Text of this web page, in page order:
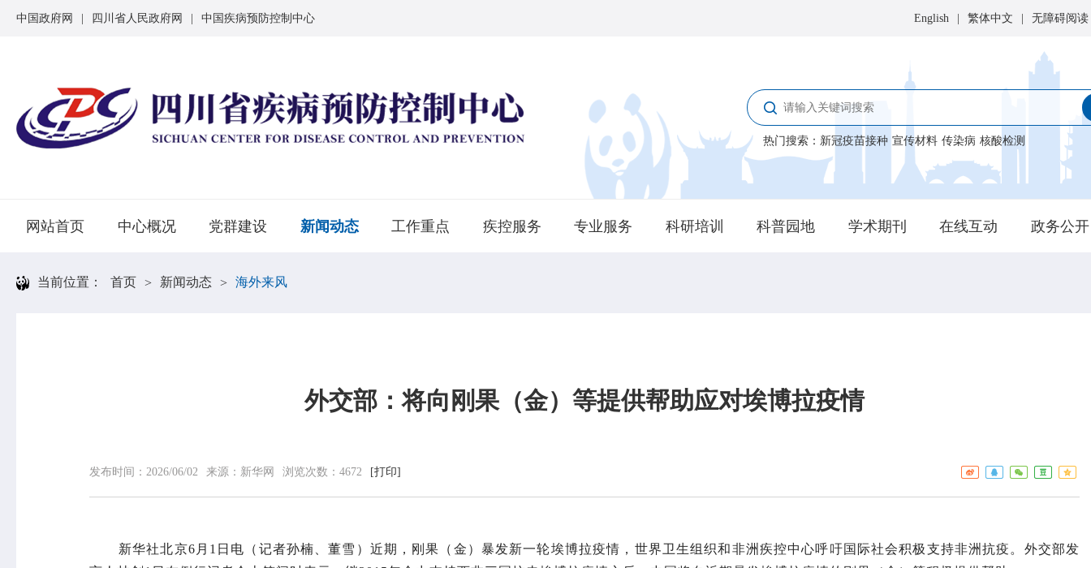
中心简介
领导信息
专家介绍
荣誉榜
理论学习
共青团活动
廉洁阵地
市州动态
通知公告
视频新闻
预警信息
门诊服
检验服
艾滋病
构名录
中国政府网 | 四川省人民政府网 | 中国疾病预防控制中心 English | 繁体中文 | 无障碍阅读
热门搜索 ： 新冠疫苗接种 宣传材料 传染病 核酸检测
网站首页 中心概况 党群建设 新闻动态 工作重点 疾控服务 专业服务 科研培训 科普园地 学术期刊 在线互动 政务公开
当前位置： 首页 > 新闻动态 > 海外来风
外交部：将向刚果（金）等提供帮助应对埃博拉疫情
发布时间： 2026/06/02 来源： 新华网 浏览次数： 4672 [打印]
新华社北京6月1日电（记者孙楠、董雪）近期，刚果（金）暴发新一轮埃博拉疫情，世界卫生组织和非洲疾控中心呼吁国际社会积极支持非洲抗疫。外交部发